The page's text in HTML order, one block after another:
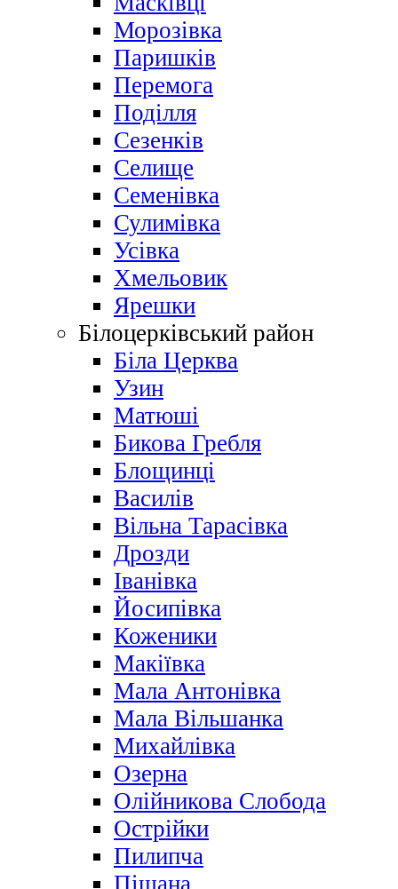
Морозівка
Паришків
Перемога
Поділля
Сезенків
Селище
Семенівка
Сулимівка
Усівка
Хмельовик
Ярешки
Білоцерківський район
Біла Церква
Узин
Матюші
Бикова Гребля
Блощинці
Василів
Вільна Тарасівка
Дрозди
Іванівка
Йосипівка
Коженики
Макіївка
Мала Антонівка
Мала Вільшанка
Михайлівка
Озерна
Олійникова Слобода
Острійки
Пилипча